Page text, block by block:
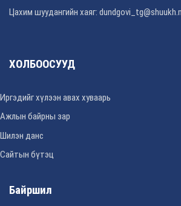
Цахим шуудангийн хаяг:
ХОЛБООСУУД
Иргэдийг хүлээн авах хуваарь
Ажлын байрны зар
Шилэн данс
Сайтын бүтэц
Байршил